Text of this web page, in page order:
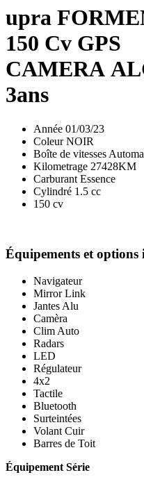
upra
150 Cv GPS
CAMERA
3ans
Année 01/03/23
Coleur NOIR
Boîte de vitesses
Kilometrage 27428KM
Carburant Essence
Cylindré 1.5 cc
150 cv
Équipements et
Navigateur
Mirror Link
Jantes Alu
Camèra
Clim Auto
Radars
LED
Régulateur
4x2
Tactile
Bluetooth
Surteintées
Volant Cuir
Barres de Toit
Équipement Série